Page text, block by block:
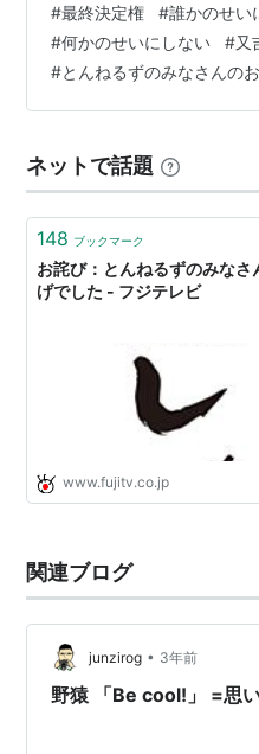
細かすぎて伝わらない
モジモジくん （モジモジ
きたな美味い店
なのに美味い店「なの
全落オープンシリーズ
ハンマーオークション
○○、××を買う。（買う
前略、道の駅より
2億4千万のものまねメ
このあと!ザ・ワールド
会がなかったから、逆に、
それを欲して猛烈に勉強し
ね。 だから、何かを原因に
けちゃいけませんよね。
と思います。それこそ、
#最終決定権 #誰かのせい
#何かのせいにしない #又
#とんねるずのみなさんの
ネットで話題
148 ブックマーク
お詫び：とんねるずのみなさ
げでした - フジテレビ
www.fujitv.co.jp
関連ブログ
junzirog • 3年前
野猿 「Be cool!」 =思